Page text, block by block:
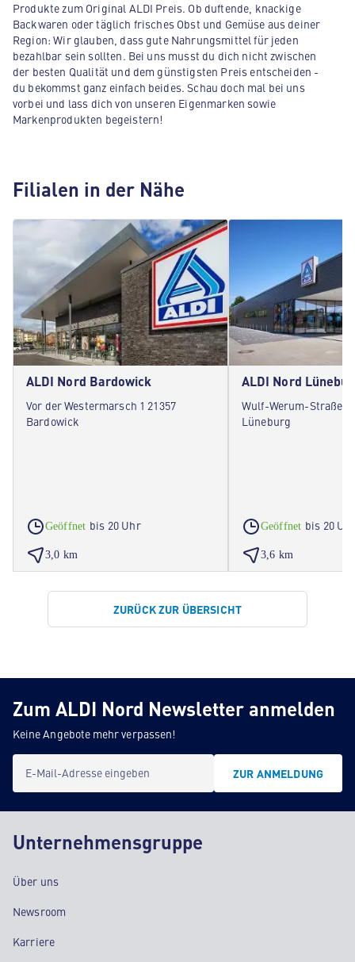
Produkte zum Original ALDI Preis. Ob duftende, knackige
Backwaren oder täglich frisches Obst und Gemüse aus deiner
Region: Wir glauben, dass gute Nahrungsmittel für jeden
bezahlbar sein sollten. Bei uns musst du dich nicht zwischen
der besten Qualität und dem günstigsten Preis entscheiden -
du bekommst ganz einfach beides. Schau doch mal bei uns
vorbei und lass dich von unseren Eigenmarken sowie
Markenprodukten begeistern!
Filialen in der Nähe
ALDI Nord Bardowick
Vor der Westermarsch 1 21357
Bardowick
Geöffnet bis 20 Uhr
3,0 km
ALDI Nord
Wulf-Werum-Straße 2
Lüneburg
Geöffnet bis 20
3,6 km
ZURÜCK ZUR ÜBERSICHT
Zum ALDI Nord Newsletter anmelden
Keine Angebote mehr verpassen!
E-Mail-Adresse eingeben ZUR ANMELDUNG
Unternehmensgruppe
Über uns
Newsroom
Karriere